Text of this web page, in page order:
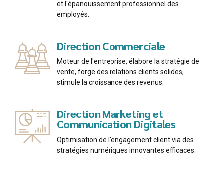
et l'épanouissement professionnel des
employés.
Direction Commerciale
Moteur de l'entreprise, élabore la stratégie de
vente, forge des relations clients solides,
stimule la croissance des revenus.
Direction Marketing et
Communication Digitales
Optimisation de l'engagement client via des
stratégies numériques innovantes efficaces.